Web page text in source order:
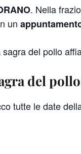
. Nella
un
sagra del pollo
del
tutte le date